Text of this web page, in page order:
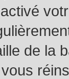
de la